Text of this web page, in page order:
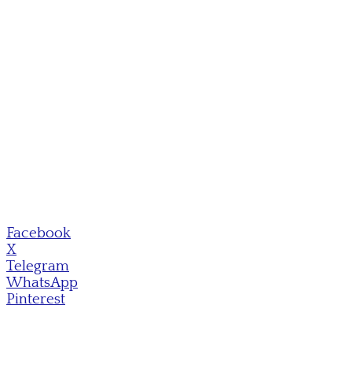
Facebook
X
Telegram
WhatsApp
Pinterest